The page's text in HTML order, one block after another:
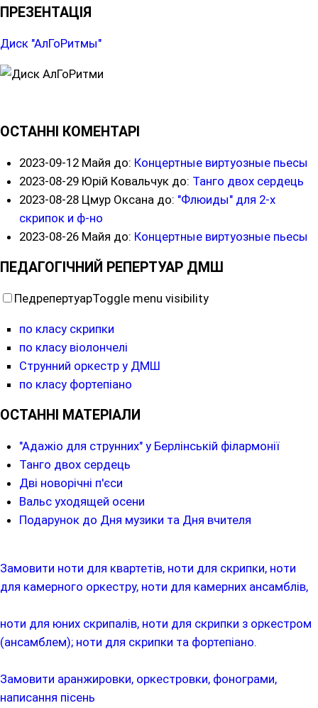
ПРЕЗЕНТАЦІЯ
Диск "АлГоРитмы"
ОСТАННІ КОМЕНТАРІ
2023-09-12 Майя до: Концертные виртуозные пьесы
2023-08-29 Юрій Ковальчук до: Танго двох сердець
2023-08-28 Цмур Оксана до: "Флюиды" для 2-х
скрипок и ф-но
2023-08-26 Майя до: Концертные виртуозные пьесы
ПЕДАГОГІЧНИЙ РЕПЕРТУАР ДМШ
ПедрепертуарToggle menu visibility
по класу скрипки
по класу віолончелі
Струнний оркестр у ДМШ
по класу фортепіано
ОСТАННІ МАТЕРІАЛИ
"Адажіо для струнних" у Берлінській філармонії
Танго двох сердець
Дві новорічні п'єси
Вальс уходящей осени
Подарунок до Дня музики та Дня вчителя
Замовити ноти для квартетів, ноти для скрипки, ноти
для камерного оркестру, ноти для камерних ансамблів,
ноти для юних скрипалів, ноти для скрипки з оркестром
(ансамблем); ноти для скрипки та фортепіано.
Замовити аранжировки, оркестровки, фонограми,
написання пісень